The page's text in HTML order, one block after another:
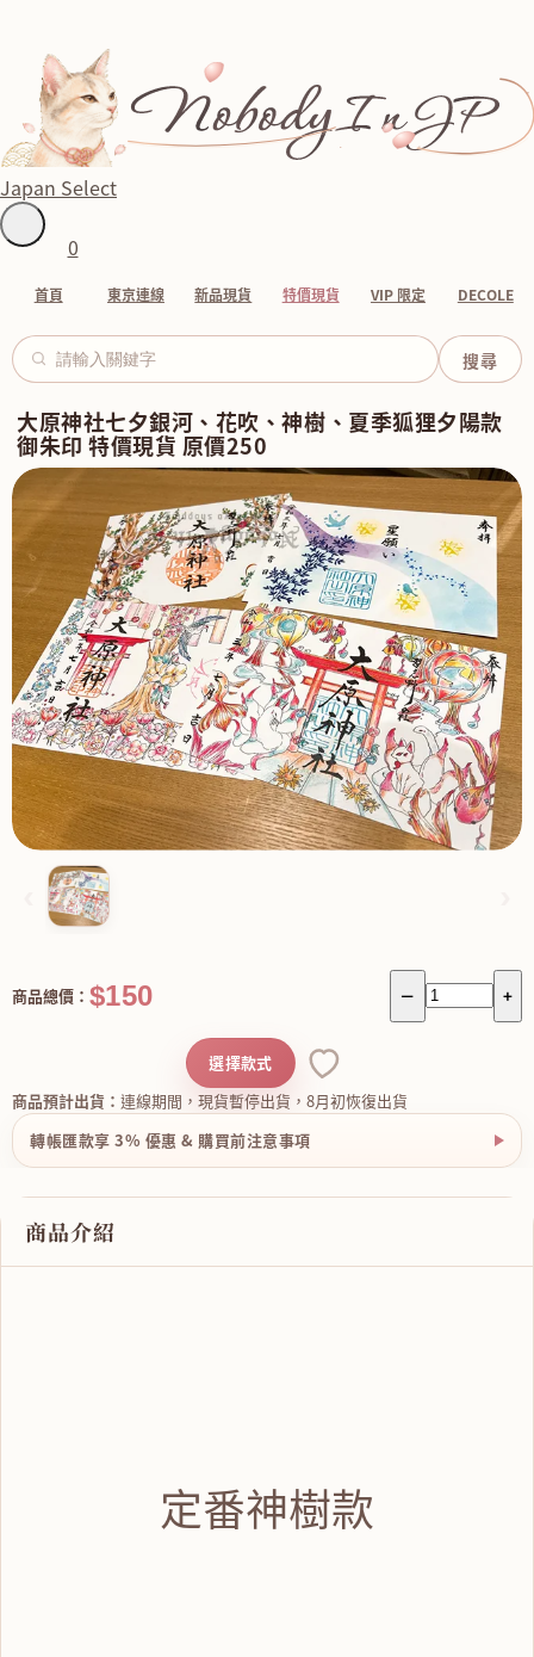
Japan Select
0
首頁 東京連線 新品現貨 特價現貨 VIP 限定 DECOLE
大原神社七夕銀河、花吹、神樹、夏季狐狸夕陽款
御朱印 特價現貨 原價250
－ +
商品總價： $150
商品預計出貨： 連線期間，現貨暫停出貨，8月初恢復出貨
選擇款式
轉帳匯款享 3% 優惠 & 購買前注意事項
商品介紹
定番神樹款